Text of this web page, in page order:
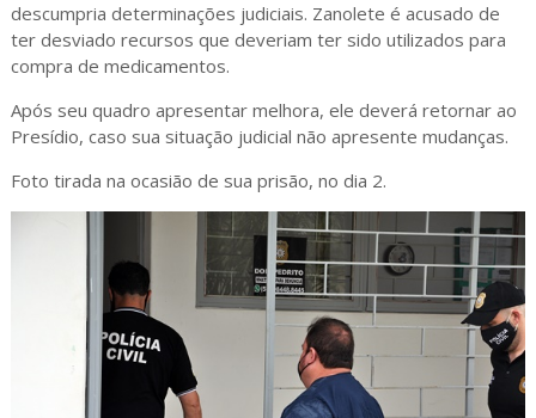
descumpria determinações judiciais. Zanolete é acusado de
ter desviado recursos que deveriam ter sido utilizados para
compra de medicamentos.
Após seu quadro apresentar melhora, ele deverá retornar ao
Presídio, caso sua situação judicial não apresente mudanças.
Foto tirada na ocasião de sua prisão, no dia 2.